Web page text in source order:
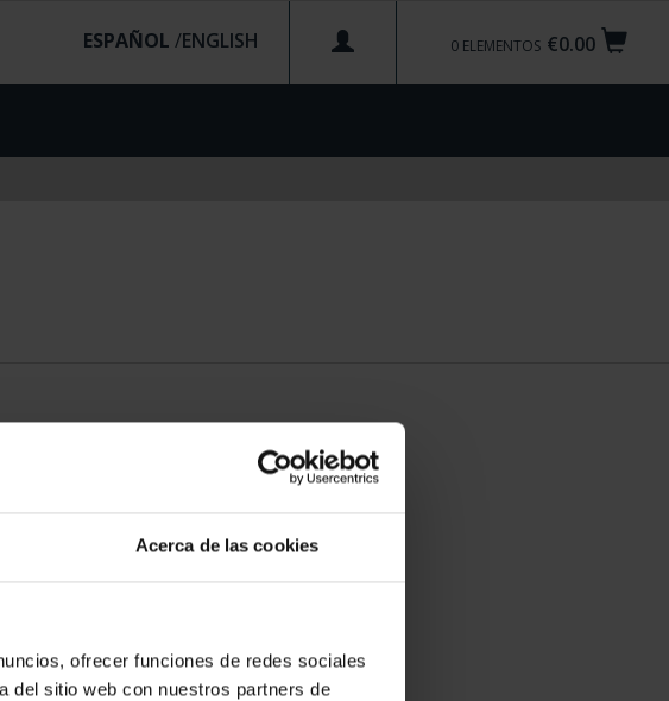
Acerca de las cookies
ofrecer funciones de redes sociales
del sitio web con nuestros partners de
€0.00
0 ELEMENTOS
ESPAÑOL /